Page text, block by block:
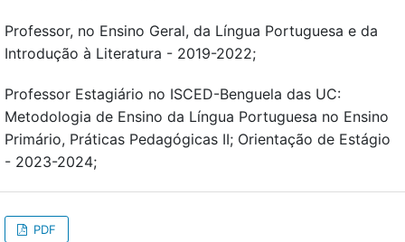
Professor, no Ensino Geral, da Língua Portuguesa e da
Introdução à Literatura - 2019-2022;
Professor Estagiário no ISCED-Benguela das UC:
Metodologia de Ensino da Língua Portuguesa no Ensino
Primário, Práticas Pedagógicas II; Orientação de Estágio
- 2023-2024;
PDF